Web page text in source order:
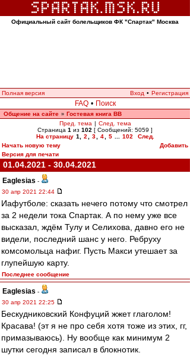
Официальный сайт болельщиков ФК "Спартак" Москва
Полная версия Вход • Регистрация
FAQ • Поиск
Общение на сайте » Гостевая книга ВВ
Пред. тема | След. тема
Страница 1 из 102 [ Сообщений: 5059 ]
На страницу 1 2 3 4 5 102
След.
Начать новую тему
Добавить
Версия для печати
01.04.2021 - 30.04.2021
Eaglesias -
30 апр 2021 22:44
Иафутболе: сказать нечего потому что смотрел
за 2 недели тока Спартак. А по нему уже все
высказал, ждём Тулу и Селихова, давно его не
видели, последний шанс у него. Ребруху
комсомольца нафиг. Пусть Макси утешает за
глупейшую карту.
Последнее сообщение
Eaglesias -
30 апр 2021 22:25
Бескудниковский Конфуций жжет глаголом!
Красава! (эт я не про себя хотя тоже из этих, гг,
примазываюсь). Ну вообще как минимум 2
шутки сегодня записал в блокнотик.